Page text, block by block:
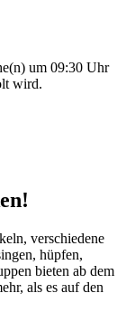
um 09:30 Uhr
wird.
verschiedene
hüpfen,
bieten ab dem
als es auf den